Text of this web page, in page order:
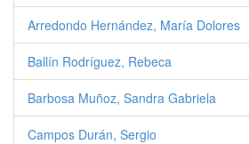
Arredondo Hernández, María Dolores
Ballín Rodríguez, Rebeca
Barbosa Muñoz, Sandra Gabriela
Campos Durán, Sergio